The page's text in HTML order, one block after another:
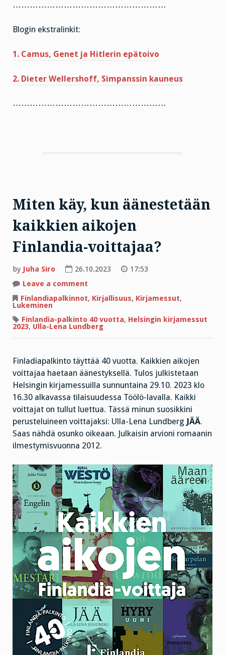
………………………………………………
Blogin ekstralinkit:
1. Camus, Genet ja Hitlerin epätoivo
2. Dieter Wellershoff, Simpanssin kauneus
………………………………………………
Miten käy, kun äänestetään
kaikkien aikojen
Finlandia-voittajaa?
by Juha Siro 26.10.2023
17:53
Leave a comment
käy,
kun
kaikkien
aikojen
Finlandia-
Finlandiapalkinnot, Kirjallisuus, Kirjamessut,
Lukeminen
Finlandia-palkinto 40 vuotta, Helsingin kirjamessut
2023, Ulla-Lena Lundberg
Finladiapalkinto täyttää 40 vuotta. Kaikkien aikojen
voittajaa haetaan äänestyksellä. Tulos julkistetaan
Helsingin kirjamessuilla sunnuntaina 29.10. 2023 klo
16.30 alkavassa tilaisuudessa Töölö-lavalla. Kaikki
voittajat on tullut luettua. Tässä minun suosikkini
perusteluineen voittajaksi: Ulla-Lena Lundberg JÄÄ.
Saas nähdä osunko oikeaan. Julkaisin arvioni romaanin
ilmestymisvuonna 2012.